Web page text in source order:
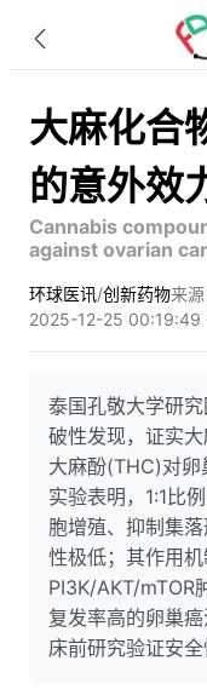
大麻化合
的意外效
Cannabis
against ovarian
环球医讯/创新药物来
2025-12-25 00:19:49
泰国孔敬大学研
破性发现，证实
大麻酚(THC)对卵
实验表明，1:1比
胞增殖、抑制集
性极低；其作用
PI3K/AKT/mTOR
复发率高的卵巢
床前研究验证安全